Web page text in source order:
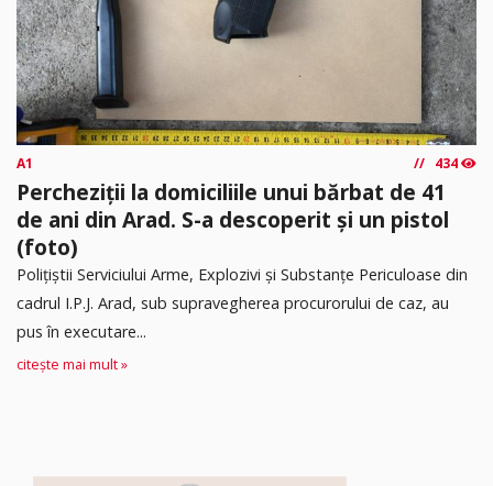
A1 434
Percheziții la domiciliile unui bărbat de 41
de ani din Arad. S-a descoperit și un pistol
(foto)
Polițiștii Serviciului Arme, Explozivi și Substanțe Periculoase din
cadrul I.P.J. Arad, sub supravegherea procurorului de caz, au
pus în executare...
citește mai mult »